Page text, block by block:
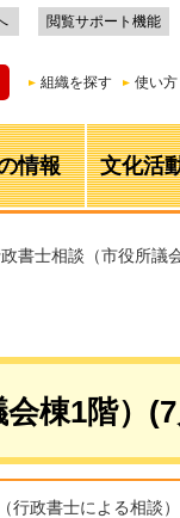
閲覧サポート機能
組織を探す 使い
情報 文化活
書士相談（市役所議
棟1階）
政書士による相談）